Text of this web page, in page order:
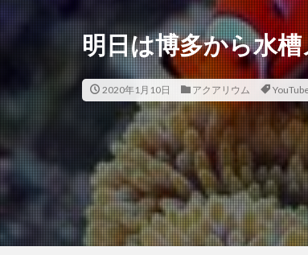
明日は博多から水
2020年1月10日 アクアリウム